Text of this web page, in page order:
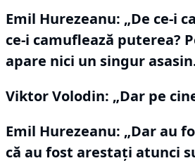
Emil Hurezeanu: „De ce-i
ce-i camuflează puterea?
apare nici un singur
Viktor Volodin: „Dar pe
Emil Hurezeanu: „Dar au
că au fost arestaţi atunci